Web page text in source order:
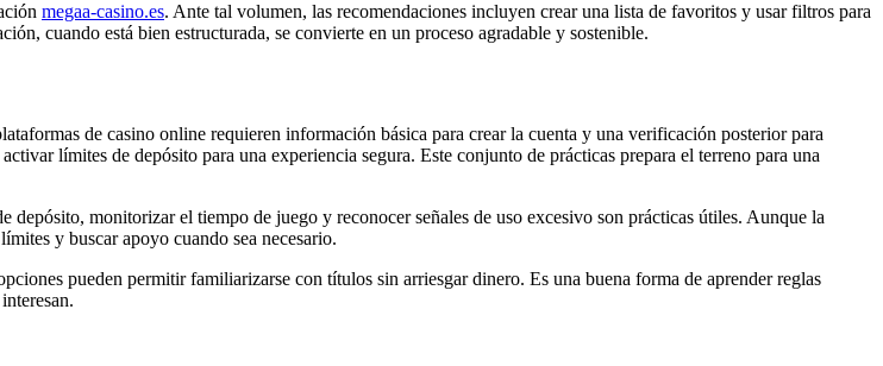
megaa-casino.es. Ante tal volumen, las recomendaciones incluyen crear una lista de favoritos y usar filtros para
cuando está bien estructurada, se convierte en un proceso agradable y sostenible.
de casino online requieren información básica para crear la cuenta y una verificación posterior para
límites de depósito para una experiencia segura. Este conjunto de prácticas prepara el terreno para una
monitorizar el tiempo de juego y reconocer señales de uso excesivo son prácticas útiles. Aunque la
y buscar apoyo cuando sea necesario.
pueden permitir familiarizarse con títulos sin arriesgar dinero. Es una buena forma de aprender reglas